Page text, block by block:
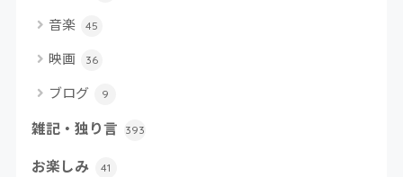
音楽 45
映画 36
ブログ 9
雑記・独り言 393
お楽しみ 41